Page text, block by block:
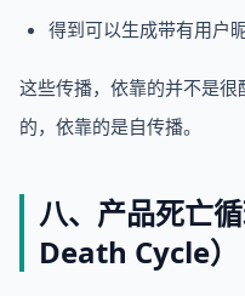
得到可以生成带有用户
这些传播，依靠的并不是
的，依靠的是自传播。
八、产品死亡
Death Cycle）